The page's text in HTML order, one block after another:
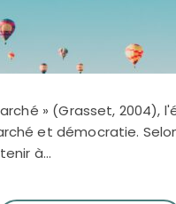
» (Grasset, 2004),
et démocratie.
à…